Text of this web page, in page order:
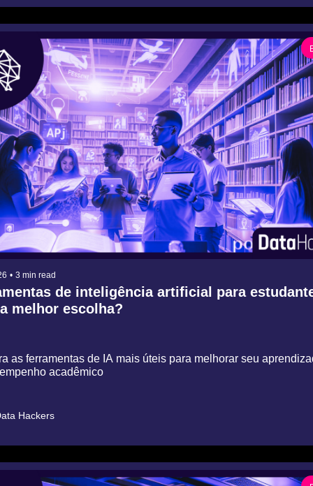
• 3 min read
de inteligência artificial para
melhor escolha?
as ferramentas de IA mais úteis para melhorar seu
acadêmico
Hackers